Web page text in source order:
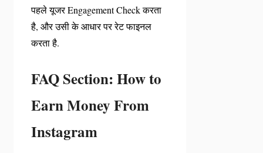
पहले यूजर Engagement Check करता
है, और उसी के आधार पर रेट फाइनल
करता है.
FAQ Section: How to
Earn Money From
Instagram